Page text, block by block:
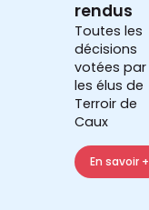
rendus
Toutes les
décisions
votées par
les élus de
Terroir de
Caux
En savoir +